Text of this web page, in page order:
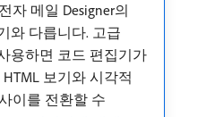
자 메일 Designer의
와 다릅니다. 고급
용하면 코드 편집기가
보기와 시각적
이를 전환할 수